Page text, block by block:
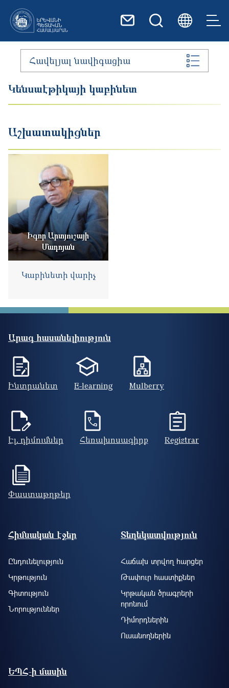
Հավելյալ նավիգացիա
Կենսաէթիկայի կաբինետ
Աշխատակիցներ
Իգոր Արտյուշայի
Մադոյան
Կաբինետի վարիչ
Արագ հասանելիություն
Ինտրանետ E-learning Mulberry
Էլ. դիմումներ Հեռախոսագիրք Registrar
Փաստաթղթեր
Footer site information
Հիմնական էջեր
Ընդունելություն
Կրթություն
Գիտություն
Նորություններ
Տեղեկատվություն
Հաճախ տրվող հարցեր
Թափուր հաստիքներ
Կրթական ծրագրերի
որոնում
Դիմորդներին
Ուսանողներին
ԵՊՀ-ի մասին